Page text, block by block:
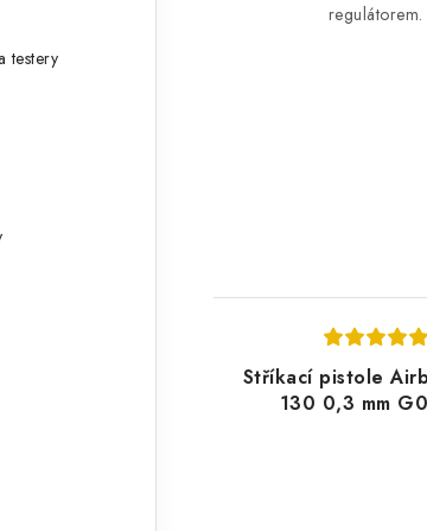
testery
regulátorem.
Stříkací pistole
130 0,3 mm